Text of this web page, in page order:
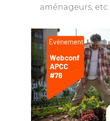
aménageurs, etc.